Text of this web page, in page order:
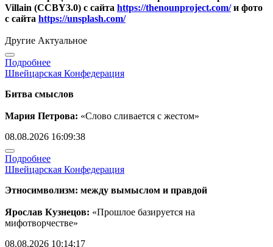
Villain (CCBY3.0) с сайта https://thenounproject.com/и фото
с сайта https://unsplash.com/
Другие Актуальное
Подробнее
Швейцарская Конфедерация
Битва смыслов
Мария Петрова: «Слово сливается с жестом»
08.08.2026 16:09:38
Подробнее
Швейцарская Конфедерация
Этносимволизм: между вымыслом и правдой
Ярослав Кузнецов: «Прошлое базируется на
мифотворчестве»
08.08.2026 10:14:17